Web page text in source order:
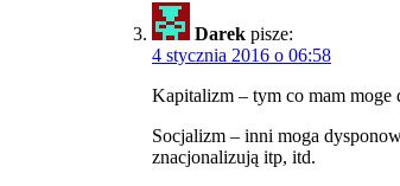
Darek pisze:
4 stycznia 2016 o 06:58
Kapitalizm – tym co mam moge
Socjalizm – inni moga
znacjonalizują itp, itd.